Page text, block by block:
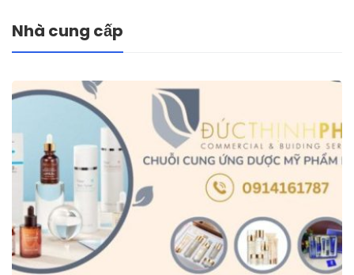
Nhà cung cấp